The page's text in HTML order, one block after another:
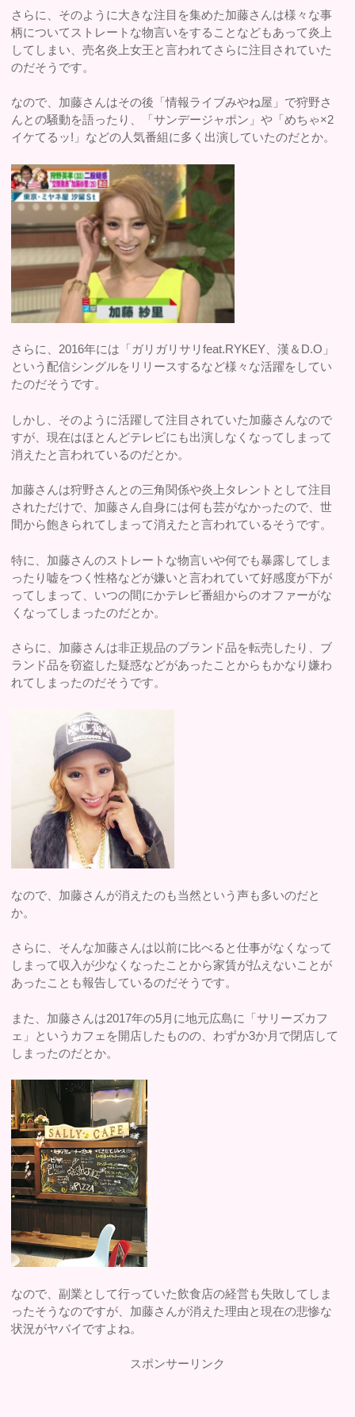
さらに、そのように大きな注目を集めた加藤さんは様々な事
柄についてストレートな物言いをすることなどもあって炎上
してしまい、売名炎上女王と言われてさらに注目されていた
のだそうです。
なので、加藤さんはその後「情報ライブみやね屋」で狩野さ
んとの騒動を語ったり、「サンデージャポン」や「めちゃ×2
イケてるッ!」などの人気番組に多く出演していたのだとか。
さらに、2016年には「ガリガリサリfeat.RYKEY、漢＆D.O」
という配信シングルをリリースするなど様々な活躍をしてい
たのだそうです。
しかし、そのように活躍して注目されていた加藤さんなので
すが、現在はほとんどテレビにも出演しなくなってしまって
消えたと言われているのだとか。
加藤さんは狩野さんとの三角関係や炎上タレントとして注目
されただけで、加藤さん自身には何も芸がなかったので、世
間から飽きられてしまって消えたと言われているそうです。
特に、加藤さんのストレートな物言いや何でも暴露してしま
ったり嘘をつく性格などが嫌いと言われていて好感度が下が
ってしまって、いつの間にかテレビ番組からのオファーがな
くなってしまったのだとか。
さらに、加藤さんは非正規品のブランド品を転売したり、ブ
ランド品を窃盗した疑惑などがあったことからもかなり嫌わ
れてしまったのだそうです。
なので、加藤さんが消えたのも当然という声も多いのだと
か。
さらに、そんな加藤さんは以前に比べると仕事がなくなって
しまって収入が少なくなったことから家賃が払えないことが
あったことも報告しているのだそうです。
また、加藤さんは2017年の5月に地元広島に「サリーズカフ
ェ」というカフェを開店したものの、わずか3か月で閉店して
しまったのだとか。
なので、副業として行っていた飲食店の経営も失敗してしま
ったそうなのですが、加藤さんが消えた理由と現在の悲惨な
状況がヤバイですよね。
スポンサーリンク